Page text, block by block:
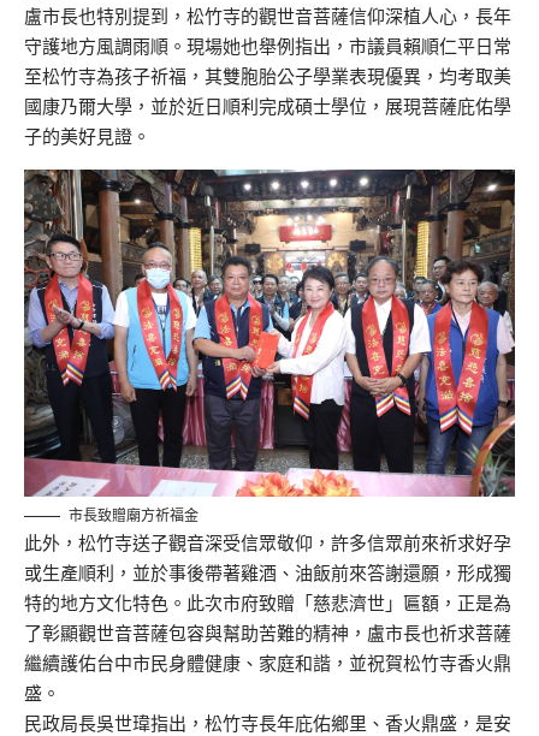
盧市長也特別提到，松竹寺的觀世音菩薩信仰深植人心，長年
守護地方風調雨順。現場她也舉例指出，市議員賴順仁平日常
至松竹寺為孩子祈福，其雙胞胎公子學業表現優異，均考取美
國康乃爾大學，並於近日順利完成碩士學位，展現菩薩庇佑學
子的美好見證。
市長致贈廟方祈福金
此外，松竹寺送子觀音深受信眾敬仰，許多信眾前來祈求好孕
或生產順利，並於事後帶著雞酒、油飯前來答謝還願，形成獨
特的地方文化特色。此次市府致贈「慈悲濟世」匾額，正是為
了彰顯觀世音菩薩包容與幫助苦難的精神，盧市長也祈求菩薩
繼續護佑台中市民身體健康、家庭和諧，並祝賀松竹寺香火鼎
盛。
民政局長吳世瑋指出，松竹寺長年庇佑鄉里、香火鼎盛，是安